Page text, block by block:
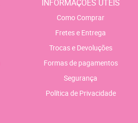
INFORMAÇÕES ÚTEIS
Como Comprar
Fretes e Entrega
Trocas e Devoluções
Formas de pagamentos
Segurança
Política de Privacidade